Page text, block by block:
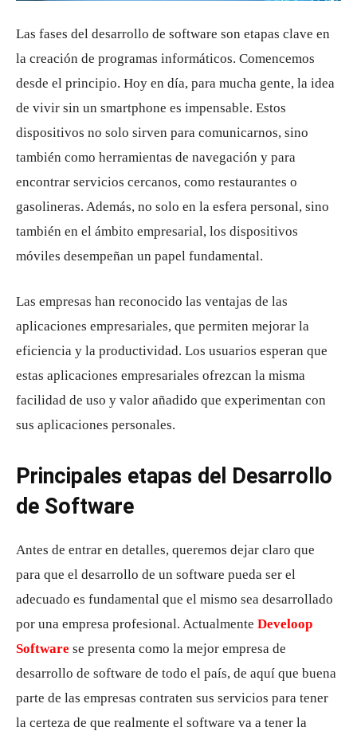
Las fases del desarrollo de software son etapas clave en
la creación de programas informáticos. Comencemos
desde el principio. Hoy en día, para mucha gente, la idea
de vivir sin un smartphone es impensable. Estos
dispositivos no solo sirven para comunicarnos, sino
también como herramientas de navegación y para
encontrar servicios cercanos, como restaurantes o
gasolineras. Además, no solo en la esfera personal, sino
también en el ámbito empresarial, los dispositivos
móviles desempeñan un papel fundamental.
Las empresas han reconocido las ventajas de las
aplicaciones empresariales, que permiten mejorar la
eficiencia y la productividad. Los usuarios esperan que
estas aplicaciones empresariales ofrezcan la misma
facilidad de uso y valor añadido que experimentan con
sus aplicaciones personales.
Principales etapas del Desarrollo
de Software
Antes de entrar en detalles, queremos dejar claro que
para que el desarrollo de un software pueda ser el
adecuado es fundamental que el mismo sea desarrollado
por una empresa profesional. Actualmente Develoop
Software se presenta como la mejor empresa de
desarrollo de software de todo el país, de aquí que buena
parte de las empresas contraten sus servicios para tener
la certeza de que realmente el software va a tener la